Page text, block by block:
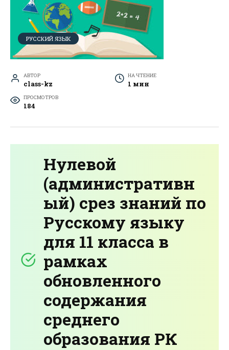
РУССКИЙ ЯЗЫК
АВТОР
class-kz
НА ЧТЕНИЕ
1 мин
ПРОСМОТРОВ
184
Нулевой
(административн
ый) срез знаний по
Русскому языку
для 11 класса в
рамках
обновленного
содержания
среднего
образования РК